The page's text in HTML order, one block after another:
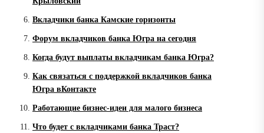
Вкладчики банка Камские горизонты
Форум вкладчиков банка Югра на сегодня
Когда будут выплаты вкладчикам банка Югра?
Как связаться с поддержкой вкладчиков банка
Югра вКонтакте
Работающие бизнес-идеи для малого бизнеса
Что будет с вкладчиками банка Траст?